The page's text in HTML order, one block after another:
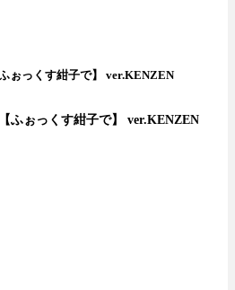
ぉっくす紺子で】 ver.KENZEN
ふぉっくす紺子で】 ver.KENZEN